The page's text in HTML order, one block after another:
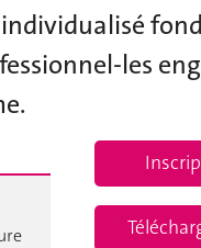
les